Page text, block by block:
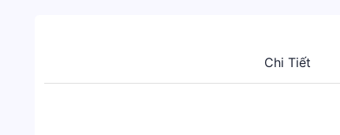
Chi Tiết